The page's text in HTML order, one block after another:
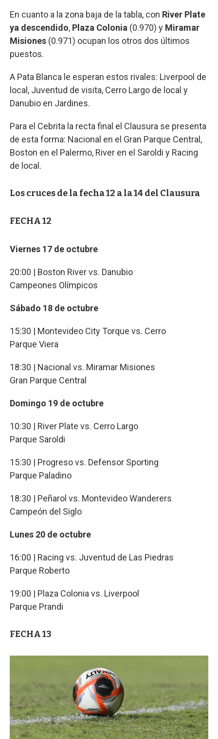
En cuanto a la zona baja de la tabla, con River Plate
ya descendido, Plaza Colonia (0.970) y Miramar
Misiones (0.971) ocupan los otros dos últimos
puestos.
A Pata Blanca le esperan estos rivales: Liverpool de
local, Juventud de visita, Cerro Largo de local y
Danubio en Jardines.
Para el Cebrita la recta final el Clausura se presenta
de esta forma: Nacional en el Gran Parque Central,
Boston en el Palermo, River en el Saroldi y Racing
de local.
Los cruces de la fecha 12 a la 14 del Clausura
FECHA 12
Viernes 17 de octubre
20:00 | Boston River vs. Danubio
Campeones Olímpicos
Sábado 18 de octubre
15:30 | Montevideo City Torque vs. Cerro
Parque Viera
18:30 | Nacional vs. Miramar Misiones
Gran Parque Central
Domingo 19 de octubre
10:30 | River Plate vs. Cerro Largo
Parque Saroldi
15:30 | Progreso vs. Defensor Sporting
Parque Paladino
18:30 | Peñarol vs. Montevideo Wanderers
Campeón del Siglo
Lunes 20 de octubre
16:00 | Racing vs. Juventud de Las Piedras
Parque Roberto
19:00 | Plaza Colonia vs. Liverpool
Parque Prandi
FECHA 13